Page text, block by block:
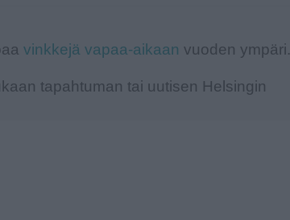
vinkkejä vapaa-aikaan vuoden ympäri.
tapahtuman tai uutisen Helsingin